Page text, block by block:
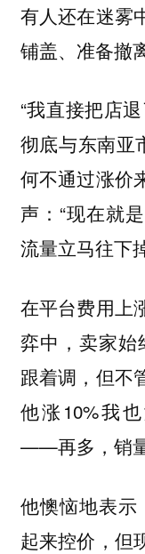
有人还在迷雾
铺盖、准备撤
“我直接把店
彻底与东南亚
何不通过涨价
声：“现在就
流量立马往
在平台费用上
弈中，卖家始
跟着调，但不
他涨10%我
——再多，销
他懊恼地表示
起来控价，但